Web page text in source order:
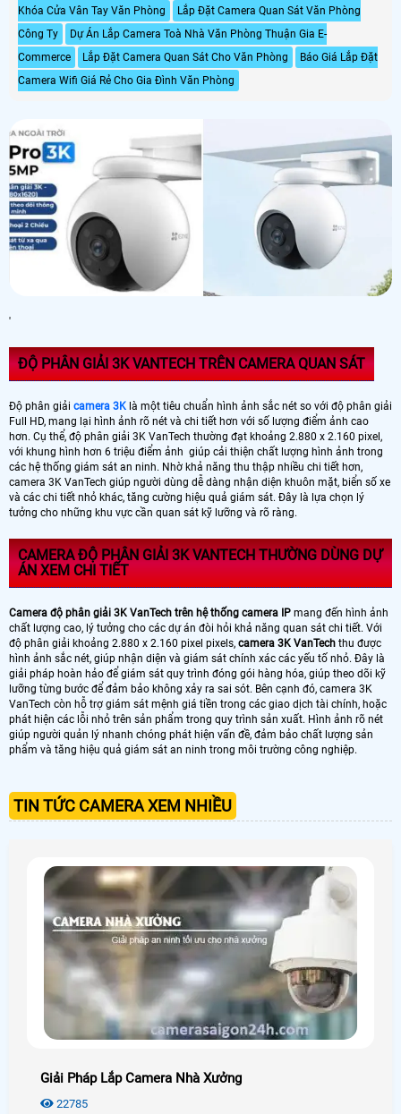
Khóa Cửa Vân Tay Văn Phòng
Lắp Đặt Camera Quan Sát Văn Phòng
Công Ty
Dự Án Lắp Camera Toà Nhà Văn Phòng Thuận Gia E-
Commerce
Lắp Đặt Camera Quan Sát Cho Văn Phòng
Báo Giá Lắp Đặt
Camera Wifi Giá Rẻ Cho Gia Đình Văn Phòng
'
ĐỘ PHÂN GIẢI 3K VANTECH TRÊN CAMERA QUAN SÁT
Độ phân giải camera 3K là một tiêu chuẩn hình ảnh sắc nét so với độ phân giải
Full HD, mang lại hình ảnh rõ nét và chi tiết hơn với số lượng điểm ảnh cao
hơn. Cụ thể, độ phân giải 3K VanTech thường đạt khoảng 2.880 x 2.160 pixel,
với khung hình hơn 6 triệu điểm ảnh giúp cải thiện chất lượng hình ảnh trong
các hệ thống giám sát an ninh. Nhờ khả năng thu thập nhiều chi tiết hơn,
camera 3K VanTech giúp người dùng dễ dàng nhận diện khuôn mặt, biển số xe
và các chi tiết nhỏ khác, tăng cường hiệu quả giám sát. Đây là lựa chọn lý
tưởng cho những khu vực cần quan sát kỹ lưỡng và rõ ràng.
CAMERA ĐỘ PHÂN GIẢI 3K VANTECH THƯỜNG DÙNG DỰ
ÁN XEM CHI TIẾT
Camera độ phân giải 3K VanTech trên hệ thống camera IP mang đến hình ảnh
chất lượng cao, lý tưởng cho các dự án đòi hỏi khả năng quan sát chi tiết. Với
độ phân giải khoảng 2.880 x 2.160 pixel pixels, camera 3K VanTech thu được
hình ảnh sắc nét, giúp nhận diện và giám sát chính xác các yếu tố nhỏ. Đây là
giải pháp hoàn hảo để giám sát quy trình đóng gói hàng hóa, giúp theo dõi kỹ
lưỡng từng bước để đảm bảo không xảy ra sai sót. Bên cạnh đó, camera 3K
VanTech còn hỗ trợ giám sát mệnh giá tiền trong các giao dịch tài chính, hoặc
phát hiện các lỗi nhỏ trên sản phẩm trong quy trình sản xuất. Hình ảnh rõ nét
giúp người quản lý nhanh chóng phát hiện vấn đề, đảm bảo chất lượng sản
phẩm và tăng hiệu quả giám sát an ninh trong môi trường công nghiệp.
TIN TỨC CAMERA XEM NHIỀU
Giải Pháp Lắp Camera Nhà Xưởng
22785